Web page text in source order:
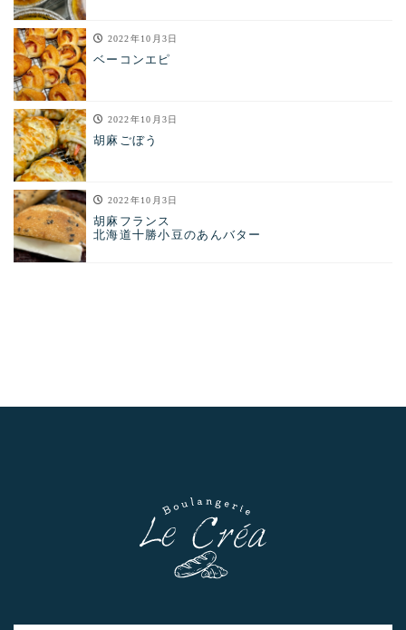
2022年10月3日
ベーコンエピ
2022年10月3日
胡麻ごぼう
2022年10月3日
胡麻フランス
北海道十勝小豆のあんバター